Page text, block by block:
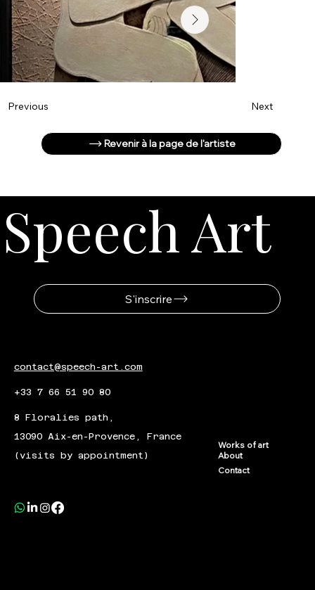
Previous Next
Revenir à la page de l'artiste
Speech Art
contact@speech-art.com
+33 7 66 51 90 80
8 Floralies path,
13090 Aix-en-Provence, France
(visits by appointment)
Works of art
About
Contact
S'inscrire